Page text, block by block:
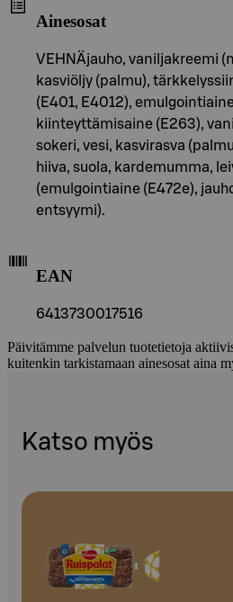
Ainesosat
VEHNÄjauho, vaniljakreemi
kasviöljy (palmu),
(E401, E4012),
kiinteyttämisaine (E263),
sokeri, vesi, kasvirasva
hiiva, suola, kardemumma,
(emulgointiaine (E472e),
entsyymi).
EAN
6413730017516
Päivitämme palvelun tuotetietoja
kuitenkin tarkistamaan ainesosat aina
Katso myös